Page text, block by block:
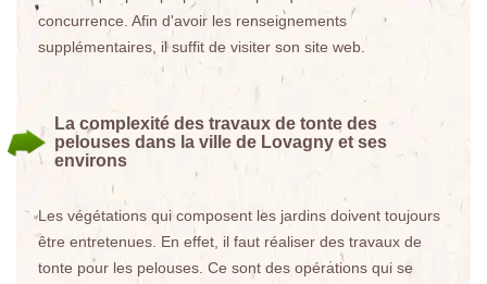
concurrence. Afin d'avoir les renseignements
supplémentaires, il suffit de visiter son site web.
La complexité des travaux de tonte des
pelouses dans la ville de Lovagny et ses
environs
Les végétations qui composent les jardins doivent toujours
être entretenues. En effet, il faut réaliser des travaux de
tonte pour les pelouses. Ce sont des opérations qui se